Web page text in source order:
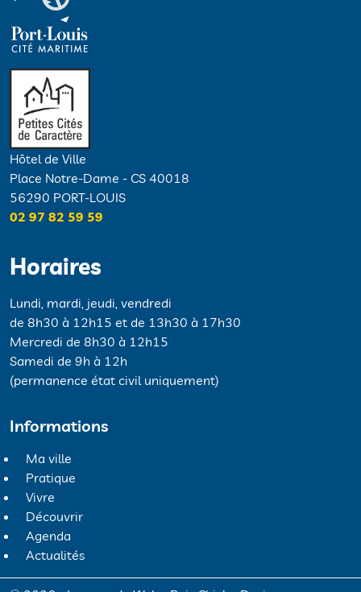
Hôtel de Ville
Place Notre-Dame - CS 40018
56290 PORT-LOUIS
02 97 82 59 59
Horaires
Lundi, mardi, jeudi, vendredi
de 8h30 à 12h15 et de 13h30 à 17h30
Mercredi de 8h30 à 12h15
Samedi de 9h à 12h
(permanence état civil uniquement)
Informations
Ma ville
Pratique
Vivre
Découvrir
Agenda
Actualités